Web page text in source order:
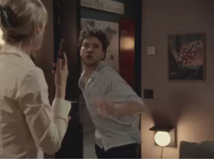
Safari
Microsoft Edge Download
Opera Download